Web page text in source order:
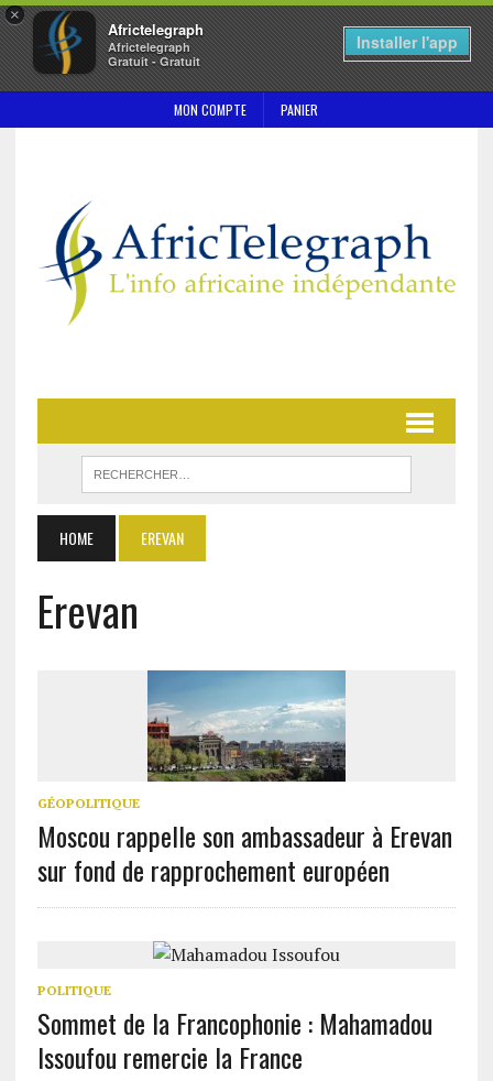
×
Africtelegraph
Africtelegraph
Gratuit - Gratuit
Installer l'app
MON COMPTE PANIER
HOME EREVAN
Erevan
GÉOPOLITIQUE
Moscou rappelle son ambassadeur à Erevan
sur fond de rapprochement européen
POLITIQUE
Sommet de la Francophonie : Mahamadou
Issoufou remercie la France